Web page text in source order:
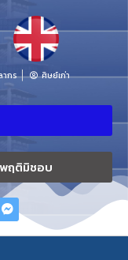
กร ศิษย์เก่า
พฤติมิชอบ